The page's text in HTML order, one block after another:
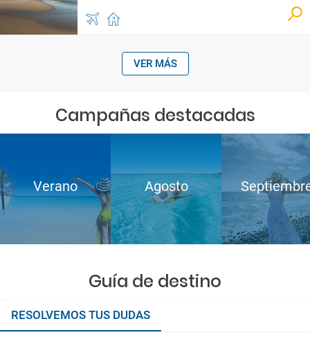
VER MÁS
Campañas destacadas
Verano Agosto
Guía de destino
RESOLVEMOS TUS DUDAS